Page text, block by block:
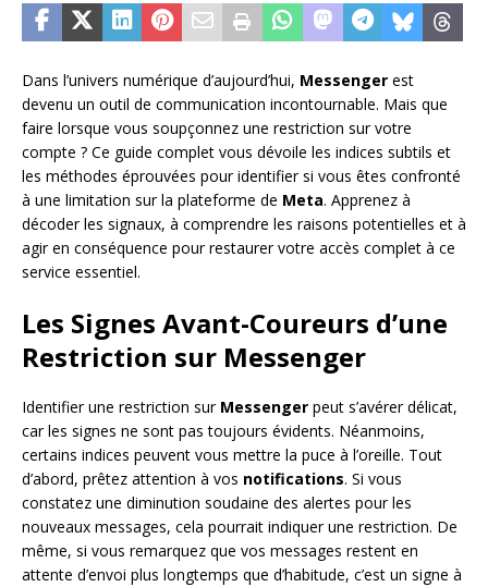
Dans l’univers numérique d’aujourd’hui, Messenger est
devenu un outil de communication incontournable. Mais que
faire lorsque vous soupçonnez une restriction sur votre
compte ? Ce guide complet vous dévoile les indices subtils et
les méthodes éprouvées pour identifier si vous êtes confronté
à une limitation sur la plateforme de Meta. Apprenez à
décoder les signaux, à comprendre les raisons potentielles et à
agir en conséquence pour restaurer votre accès complet à ce
service essentiel.
Les Signes Avant-Coureurs d’une
Restriction sur Messenger
Identifier une restriction sur Messenger peut s’avérer délicat,
car les signes ne sont pas toujours évidents. Néanmoins,
certains indices peuvent vous mettre la puce à l’oreille. Tout
d’abord, prêtez attention à vos notifications. Si vous
constatez une diminution soudaine des alertes pour les
nouveaux messages, cela pourrait indiquer une restriction. De
même, si vous remarquez que vos messages restent en
attente d’envoi plus longtemps que d’habitude, c’est un signe à